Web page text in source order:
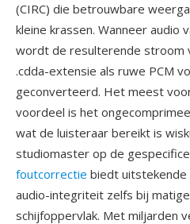
(CIRC) die betrouwbare
kleine krassen. Wanneer audio
wordt de resulterende stroom
.cdda-extensie als ruwe PCM
geconverteerd. Het meest
voordeel is het
wat de luisteraar bereikt is
studiomaster op de
foutcorrectie biedt uitstekende
audio-integriteit zelfs bij
schijfoppervlak. Met miljarden